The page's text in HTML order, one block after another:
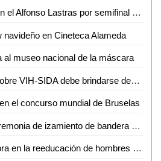
Refuerzan operativos en el Alfonso Lastras por semifinal del Atlético de San Luis
en Cineteca Alameda
al museo nacional de la máscara
Información científica sobre VIH-SIDA debe brindarse desde la adolescencia: experta de la Facultad de Psicología-UASLP
el concurso mundial de Bruselas
El estado encabeza ceremonia de izamiento de bandera monumental
Ejecutivo estatal colabora en la reeducación de hombres agresores